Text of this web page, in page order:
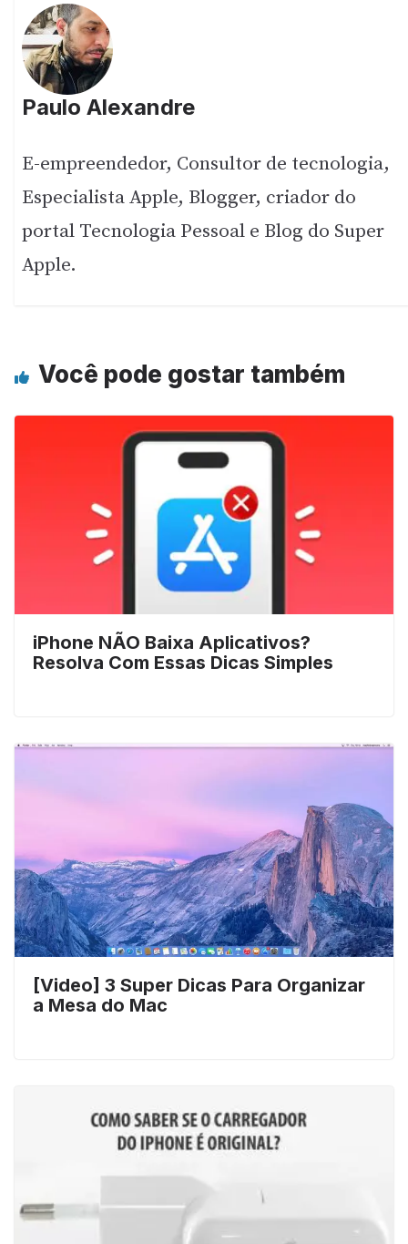
Paulo Alexandre
E-empreendedor, Consultor de tecnologia,
Especialista Apple, Blogger, criador do
portal Tecnologia Pessoal e Blog do Super
Apple.
Você pode gostar também
iPhone NÃO Baixa Aplicativos?
Resolva Com Essas Dicas Simples
[Video] 3 Super Dicas Para Organizar
a Mesa do Mac